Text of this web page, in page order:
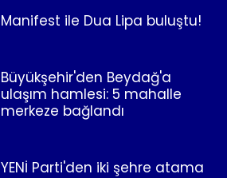
Manifest ile Dua Lipa buluştu!
Büyükşehir'den Beydağ'a
ulaşım hamlesi: 5 mahalle
merkeze bağlandı
YENİ Parti'den iki şehre atama